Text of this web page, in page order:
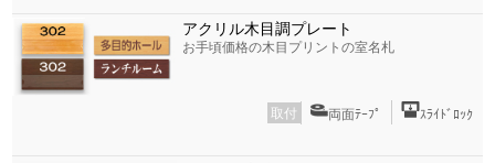
アクリル木目調プレート
お手頃価格の木目プリントの室名札
取付 両面ﾃｰﾌﾟ ｽﾗｲﾄﾞﾛｯｸ